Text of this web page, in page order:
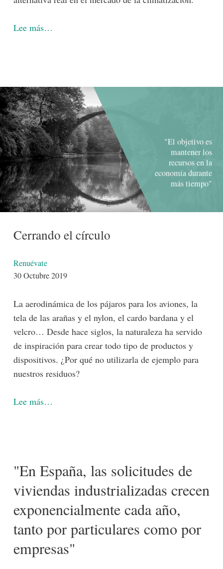
Lee más…
"El objetivo es
mantener los
recursos en la
economía durante
más tiempo"
Cerrando el círculo
DetallesRenuévate
30 Octubre 2019
La aerodinámica de los pájaros para los aviones, la
tela de las arañas y el nylon, el cardo bardana y el
velcro… Desde hace siglos, la naturaleza ha servido
de inspiración para crear todo tipo de productos y
dispositivos. ¿Por qué no utilizarla de ejemplo para
nuestros residuos?
Lee más…
"En España, las solicitudes de
viviendas industrializadas crecen
exponencialmente cada año,
tanto por particulares como por
empresas"